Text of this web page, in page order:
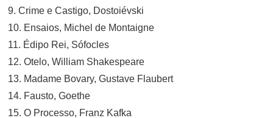
9. Crime e Castigo, Dostoiévski
10. Ensaios, Michel de Montaigne
11. Édipo Rei, Sófocles
12. Otelo, William Shakespeare
13. Madame Bovary, Gustave Flaubert
14. Fausto, Goethe
15. O Processo, Franz Kafka